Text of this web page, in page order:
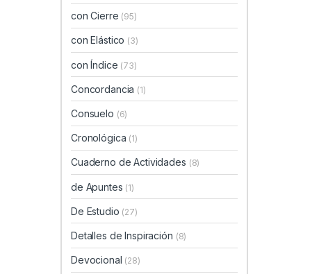
con Cierre (95)
con Elástico (3)
con Índice (73)
Concordancia (1)
Consuelo (6)
Cronológica (1)
Cuaderno de Actividades (8)
de Apuntes (1)
De Estudio (27)
Detalles de Inspiración (8)
Devocional (28)